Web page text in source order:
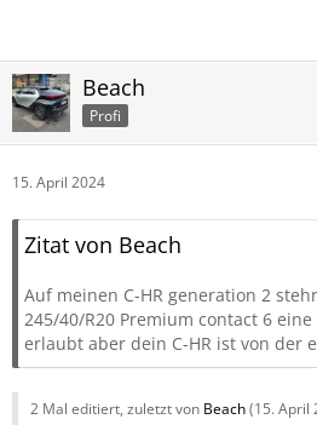
Beach
Profi
15. April 2024
Zitat von Beach
Auf meinen C-HR generation 2
245/40/R20 Premium contact 6
erlaubt aber dein C-HR ist von der
2 Mal editiert, zuletzt von Beach(15. April